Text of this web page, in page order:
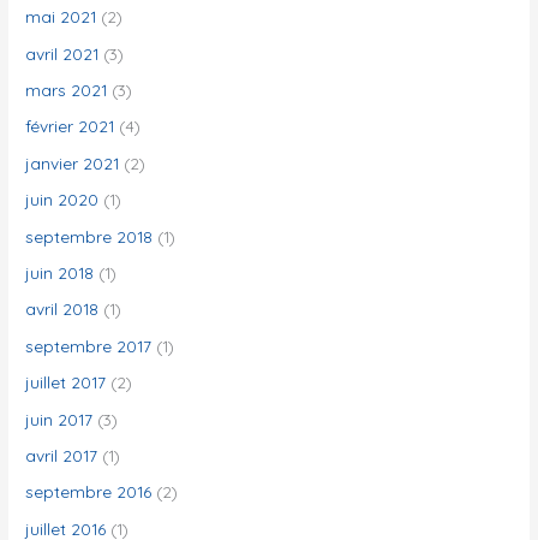
mai 2021 (2)
avril 2021 (3)
mars 2021 (3)
février 2021 (4)
janvier 2021 (2)
juin 2020 (1)
septembre 2018 (1)
juin 2018 (1)
avril 2018 (1)
septembre 2017 (1)
juillet 2017 (2)
juin 2017 (3)
avril 2017 (1)
septembre 2016 (2)
juillet 2016 (1)